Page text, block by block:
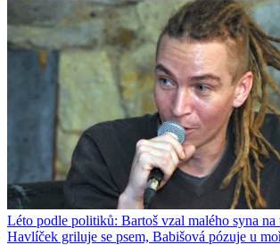
Léto podle politiků: Bartoš vzal malého syna na
Havlíček griluje se psem, Babišová pózuje u